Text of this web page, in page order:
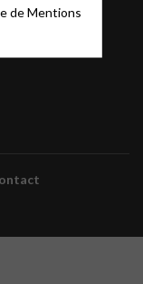
deMentions